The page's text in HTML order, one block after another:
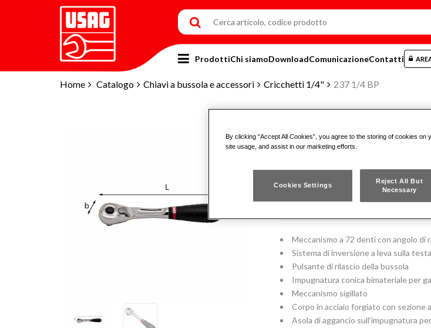
Home Catalogo Chiavi a bussola e accessori Cricchetti 1/4" 237 1/4 BP
ProdottiChi siamoDownloadComunicazioneContatti
CRICCHETTO CON
237 1/4 BP
ISO 3315
Meccanismo a 72 denti con angolo di
Sistema di inversione a leva sulla
Pulsante di rilascio della bussola
Impugnatura conica bimateriale per
Meccanismo sigillato
Corpo in acciaio forgiato con sezione
Asola di aggancio sull’impugnatura
By clicking “Accept All Cookies”, you agree to the storing of cookies
site usage, and assist in our marketing efforts.
Cookies Settings
Reject All But
Necessary